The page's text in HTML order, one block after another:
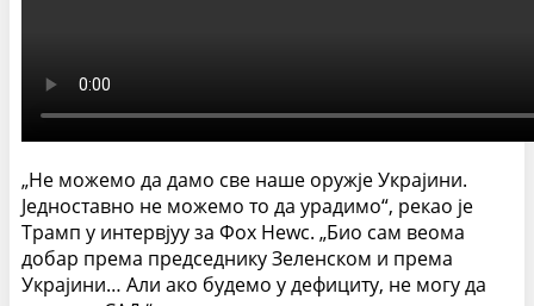
„Не можемо да дамо све наше оружје Украјини.
Једноставно не можемо то да урадимо“, рекао је
Трамп у интервјуу за Фоx Неwс. „Био сам веома
добар према председнику Зеленском и према
Украјини… Али ако будемо у дефициту, не могу да